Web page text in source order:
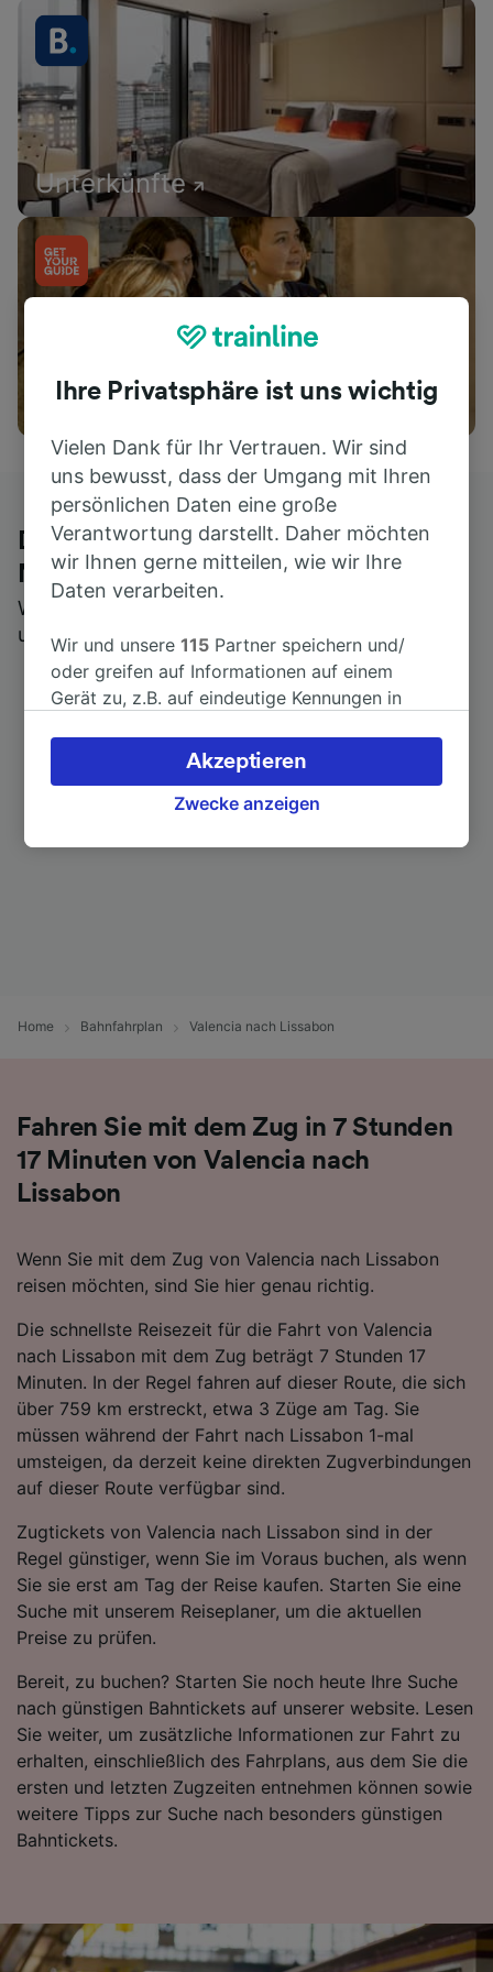
Unterkünfte
Aktivitäten
Die ehrliche Meinung von Trainline-
Nutzern
Wer könnte Ihnen besseres Feedback geben als
unsere Kunden selbst?
Home Bahnfahrplan Valencia nach Lissabon
Fahren Sie mit dem Zug in 7 Stunden
17 Minuten von Valencia nach
Lissabon
Wenn Sie mit dem Zug von Valencia nach Lissabon
reisen möchten, sind Sie hier genau richtig.
Die schnellste Reisezeit für die Fahrt von Valencia
nach Lissabon mit dem Zug beträgt 7 Stunden 17
Minuten. In der Regel fahren auf dieser Route, die sich
über 759 km erstreckt, etwa 3 Züge am Tag. Sie
müssen während der Fahrt nach Lissabon 1-mal
umsteigen, da derzeit keine direkten Zugverbindungen
auf dieser Route verfügbar sind.
Zugtickets von Valencia nach Lissabon sind in der
Regel günstiger, wenn Sie im Voraus buchen, als wenn
Sie sie erst am Tag der Reise kaufen. Starten Sie eine
Suche mit unserem Reiseplaner, um die aktuellen
Preise zu prüfen.
Bereit, zu buchen? Starten Sie noch heute Ihre Suche
nach günstigen Bahntickets auf unserer website. Lesen
Sie weiter, um zusätzliche Informationen zur Fahrt zu
erhalten, einschließlich des Fahrplans, aus dem Sie die
ersten und letzten Zugzeiten entnehmen können sowie
weitere Tipps zur Suche nach besonders günstigen
Bahntickets.
Ihre Privatsphäre ist uns wichtig
Vielen Dank für Ihr Vertrauen. Wir sind
uns bewusst, dass der Umgang mit Ihren
persönlichen Daten eine große
Verantwortung darstellt. Daher möchten
wir Ihnen gerne mitteilen, wie wir Ihre
Daten verarbeiten.
Wir und unsere115 Partner speichern und/
oder greifen auf Informationen auf einem
Gerät zu, z.B. auf eindeutige Kennungen in
verarbeiten. Sie können Ihre Präferenzen
akzeptieren oder verwalten, einschließlich
Ihres Widerspruchsrechts bei berechtigtem
Endgeräteeigenschaften zur Identifikation
aktiv abfragen. Speichern von oder Zugriff auf
Informationen auf einem Endgerät.
Personalisierte Werbung und Inhalte, Messung
Entwicklung und Verbesserung von
Angeboten.
Liste der Partner (Lieferanten)
Zwecke anzeigen
Akzeptieren